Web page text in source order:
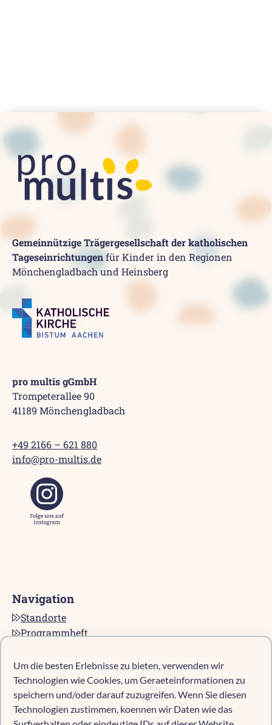
Um die besten Erlebnisse zu bieten, verwenden wir
Technologien wie Cookies, um Geraeteinformationen zu
speichern und/oder darauf zuzugreifen. Wenn Sie diesen
Technologien zustimmen, koennen wir Daten wie das
Gemeinnützige Trägergesellschaft der katholischen
Tageseinrichtungenfür Kinder in den Regionen
Mönchengladbach und Heinsberg
pro multis gGmbH
Trompeterallee 90
41189 Mönchengladbach
+49 2166 – 621 880
info@pro-multis.de
Navigation
Standorte
Programmheft
Karriere bei pro multis
Impressum
Datenschutz
Cookie-Richtlinie (EU)